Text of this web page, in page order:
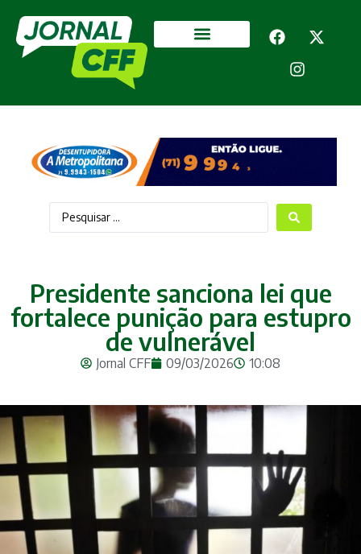
Presidente sanciona lei que
fortalece punição para estupro
de vulnerável
Jornal CFF 09/03/2026 10:08